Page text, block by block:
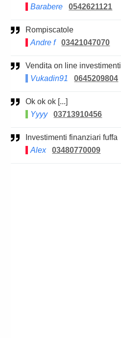
Barabere
0542621121
Rompiscatole
Andre f
03421047070
Vendita on line investimenti
Vukadin91
0645209804
Ok ok ok [...]
Yyyy
03713910456
Investimenti finanziari fuffa
Alex
03480770009